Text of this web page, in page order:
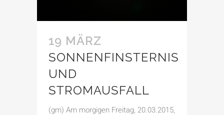
19 MÄRZ
SONNENFINSTERNIS
UND
STROMAUSFALL
(gm) Am morgigen Freitag, 20.03.2015,